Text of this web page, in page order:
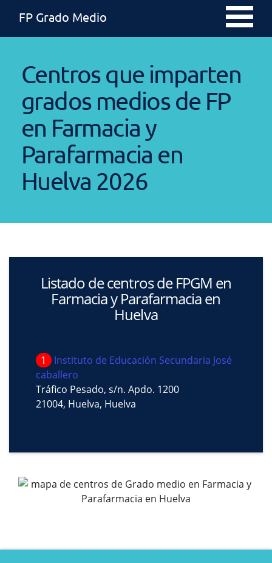
FP Grado Medio
Centros que imparten
grados medios de FP
en Farmacia y
Parafarmacia en
Huelva 2026
Listado de centros de FPGM en
Farmacia y Parafarmacia en
Huelva
1
Instituto de Educación Secundaria José
caballero
Tráfico Pesado, s/n. Apdo. 1200
21004, Huelva, Huelva